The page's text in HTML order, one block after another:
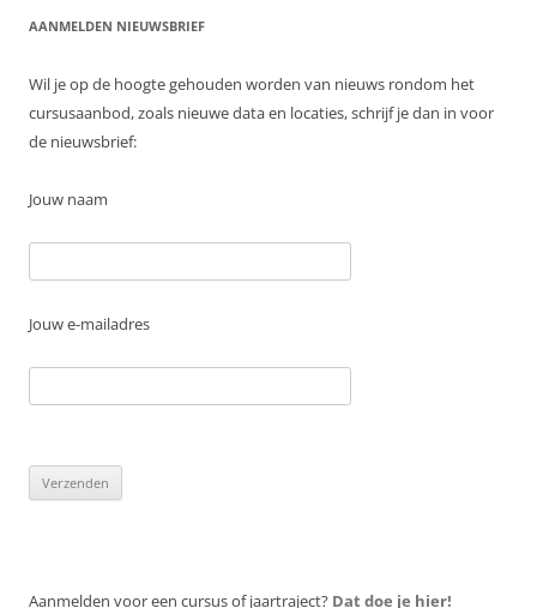
AANMELDEN NIEUWSBRIEF
Wil je op de hoogte gehouden worden van nieuws rondom het
cursusaanbod, zoals nieuwe data en locaties, schrijf je dan in voor
de nieuwsbrief:
Jouw naam
Jouw e-mailadres
l
v
Aanmelden voor een cursus of jaartraject? Dat doe je hier!